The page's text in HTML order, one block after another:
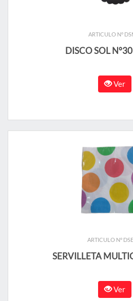
ARTICULO N°
DISCO SOL
Ver
ARTICULO N°
SERVILLETA
Ver